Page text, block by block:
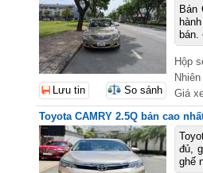
Bán
Hộp
Giá
Lưu tin So sánh
Toyota CAMRY 2.5Q bản cao
đủ,
ghế